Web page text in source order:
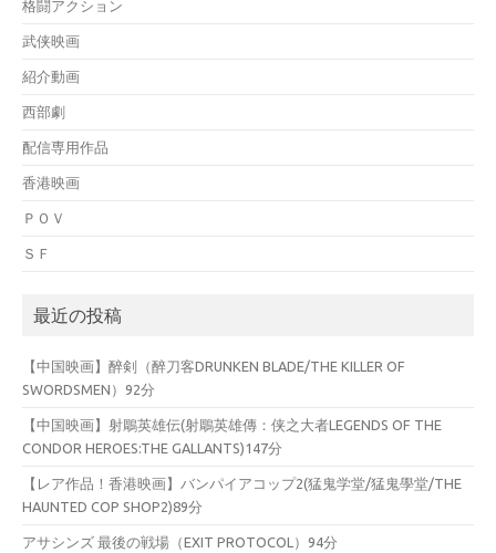
格闘アクション
武侠映画
紹介動画
西部劇
配信専用作品
香港映画
ＰＯＶ
ＳＦ
最近の投稿
【中国映画】醉剣（醉刀客DRUNKEN BLADE/THE KILLER OF
SWORDSMEN）92分
【中国映画】射鵰英雄伝(射鵰英雄傳：侠之大者LEGENDS OF THE
CONDOR HEROES:THE GALLANTS)147分
【レア作品！香港映画】バンパイアコップ2(猛鬼学堂/猛鬼學堂/THE
HAUNTED COP SHOP2)89分
アサシンズ 最後の戦場（EXIT PROTOCOL）94分